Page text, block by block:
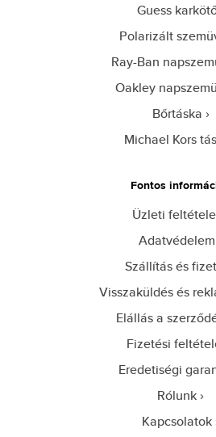
Guess
Polarizált
Ray-Ban
Oakley
Bőrtáska
Michael Kors
Fontos
Üzleti
Adatvédelem
Szállítás és
Visszaküldés és
Elállás a
Fizetési
Eredetiségi
Rólunk
Kapcsolatok